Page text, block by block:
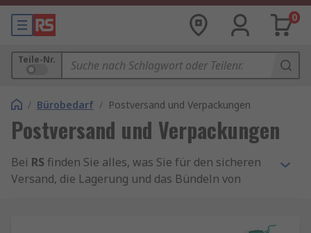
0
Teile-Nr.
/ Bürobedarf / Postversand und Verpackungen
Postversand und Verpackungen
Bei RS finden Sie alles, was Sie für den sicheren
Versand, die Lagerung und das Bündeln von